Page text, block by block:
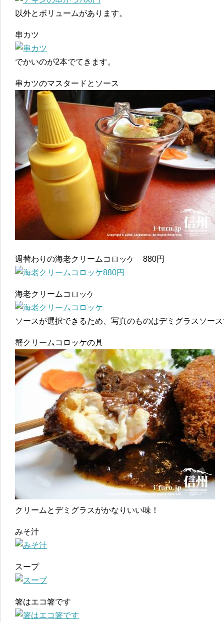
以外とボリュームがあります。
串カツ
でかいのが2本でてきます。
串カツのマスタードとソース
週替わりの海老クリームコロッケ 880円
海老クリームコロッケ
ソースが選択できるため、写真のものはデミグラスソー
蟹クリームコロッケの具
クリームとデミグラスがかなりいい味！
みそ汁
スープ
箸はエコ箸です